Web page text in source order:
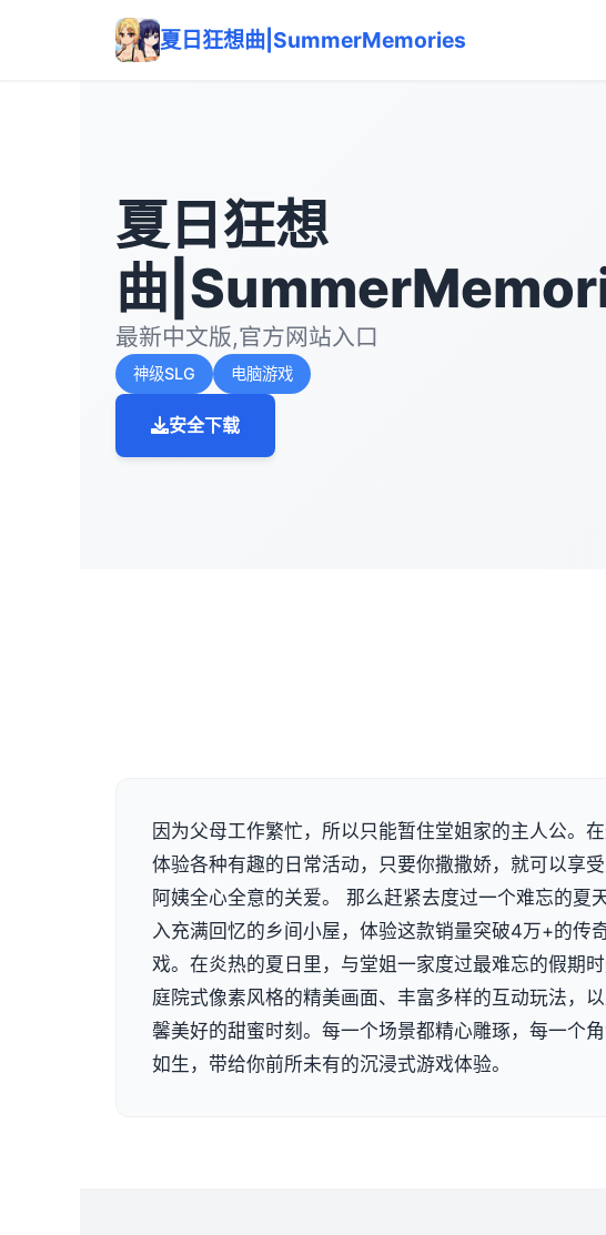
夏日狂想曲|SummerMemories
夏日狂想
曲
最新中文版,官方网站入口
神级SLG 电脑游戏
安全下载
因为父母工作繁忙，所以只能暂住堂姐家的主人公。
体验各种有趣的日常活动，只要你撒撒娇，就可以享
阿姨全心全意的关爱。 那么赶紧去度过一个难忘的夏
入充满回忆的乡间小屋，体验这款销量突破4万+的传
戏。在炎热的夏日里，与堂姐一家度过最难忘的假期
庭院式像素风格的精美画面、丰富多样的互动玩法，
馨美好的甜蜜时刻。每一个场景都精心雕琢，每一个
如生，带给你前所未有的沉浸式游戏体验。